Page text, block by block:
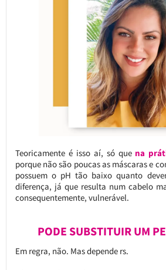
Teoricamente é isso aí, só que na
porque não são poucas as máscaras e
possuem o pH tão baixo quanto
diferença, já que resulta num cabelo
consequentemente, vulnerável.
PODE SUBSTITUIR UM
Em regra, não. Mas depende rs.